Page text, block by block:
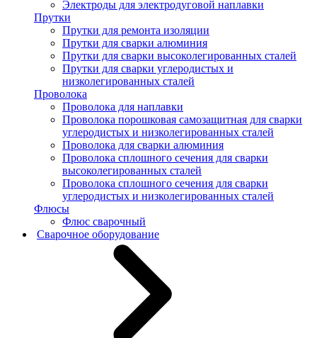
Электроды для электродуговой наплавки
Прутки
Прутки для ремонта изоляции
Прутки для сварки алюминия
Прутки для сварки высоколегированных сталей
Прутки для сварки углеродистых и
низколегированных сталей
Проволока
Проволока для наплавки
Проволока порошковая самозащитная для сварки
углеродистых и низколегированных сталей
Проволока для сварки алюминия
Проволока сплошного сечения для сварки
высоколегированных сталей
Проволока сплошного сечения для сварки
углеродистых и низколегированных сталей
Флюсы
Флюс сварочный
Сварочное оборудование